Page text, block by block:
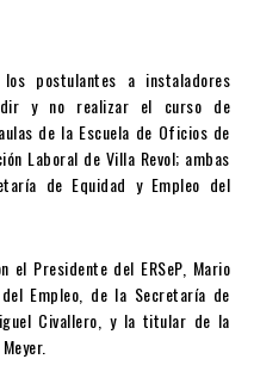
postulantes a instaladores
y no realizar el curso de
de la Escuela de Oficios de
Laboral de Villa Revol; ambas
de Equidad y Empleo del
Presidente del ERSeP, Mario
Empleo, de la Secretaría de
Civallero, y la titular de la